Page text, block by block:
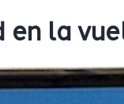
en la